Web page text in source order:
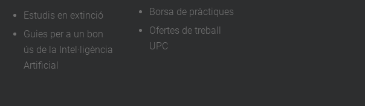
Estudis en extinció
Guies per a un bon
ús de la Intel·ligència
Artificial
Borsa de pràctiques
Ofertes de treball
UPC